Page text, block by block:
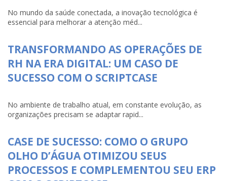
No mundo da saúde conectada, a inovação tecnológica é
essencial para melhorar a atenção méd...
TRANSFORMANDO AS OPERAÇÕES DE
RH NA ERA DIGITAL: UM CASO DE
SUCESSO COM O SCRIPTCASE
No ambiente de trabalho atual, em constante evolução, as
organizações precisam se adaptar rapid...
CASE DE SUCESSO: COMO O GRUPO
OLHO D’ÁGUA OTIMIZOU SEUS
PROCESSOS E COMPLEMENTOU SEU ERP